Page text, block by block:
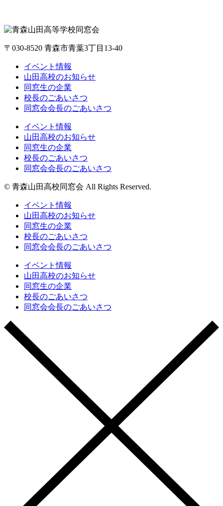
〒030-8520 青森市青葉3丁目13-40
イベント情報
山田高校のお知らせ
同窓生の企業
校長のごあいさつ
同窓会会長のごあいさつ
イベント情報
山田高校のお知らせ
同窓生の企業
校長のごあいさつ
同窓会会長のごあいさつ
© 青森山田高校同窓会 All Rights Reserved.
イベント情報
山田高校のお知らせ
同窓生の企業
校長のごあいさつ
同窓会会長のごあいさつ
イベント情報
山田高校のお知らせ
同窓生の企業
校長のごあいさつ
同窓会会長のごあいさつ